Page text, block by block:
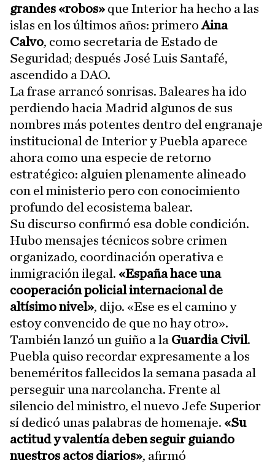
grandes «robos» que Interior ha hecho a las
islas en los últimos años: primeroAina
Calvo, como secretaria de Estado de
Seguridad; después José Luis Santafé,
ascendido a DAO.
La frase arrancó sonrisas. Baleares ha ido
perdiendo hacia Madrid algunos de sus
nombres más potentes dentro del engranaje
institucional de Interior y Puebla aparece
ahora como una especie de retorno
estratégico: alguien plenamente alineado
con el ministerio pero con conocimiento
profundo del ecosistema balear.
Su discurso confirmó esa doble condición.
Hubo mensajes técnicos sobre crimen
organizado, coordinación operativa e
inmigración ilegal. «España hace una
cooperación policial internacional de
altísimo nivel», dijo. «Ese es el camino y
estoy convencido de que no hay otro».
También lanzó un guiño a la Guardia Civil.
Puebla quiso recordar expresamente a los
beneméritos fallecidos la semana pasada al
perseguir una narcolancha. Frente al
silencio del ministro, el nuevo Jefe Superior
sí dedicó unas palabras de homenaje. «Su
actitud y valentía deben seguir guiando
nuestros actos diarios», afirmó